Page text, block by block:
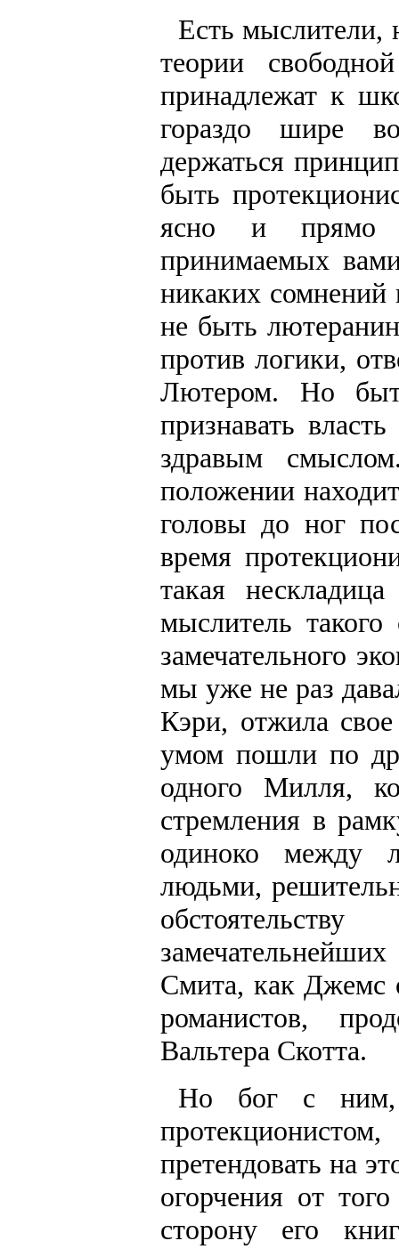
Есть мыслители,
теории
принадлежат к
гораздо шире
держаться
быть
ясно и прямо
принимаемых
никаких сомнений
не быть
против логики,
Лютером. Но
признавать
здравым
положении
головы до ног
время
такая
мыслитель
замечательного
мы уже не раз
Кэри, отжила
умом пошли по
одного Милля,
стремления в
одиноко между
людьми,
Смита, как Джемс
романистов,
Вальтера Скотта.
Но бог с ним,
претендовать на
огорчения от
сторону его